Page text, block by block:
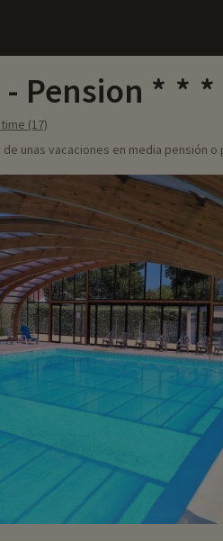
Pension
(17)
unas vacaciones en media pensión